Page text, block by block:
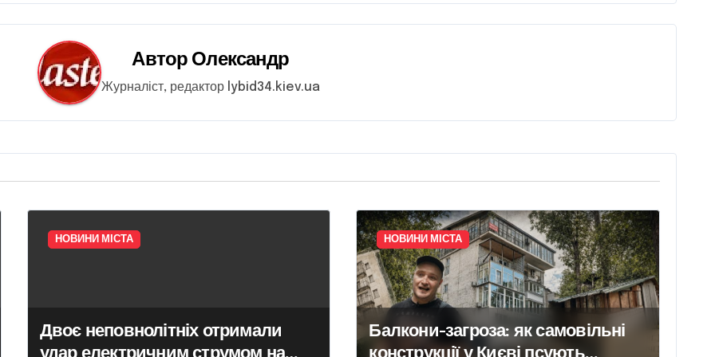
Автор Олександр
Журналіст, редактор lybid34.kiev.ua
НОВИНИ МІСТА
Двоє неповнолітніх отримали
удар електричним струмом на
НОВИНИ МІСТА
Балкони-загроза: як самовільні
конструкції у Києві псують